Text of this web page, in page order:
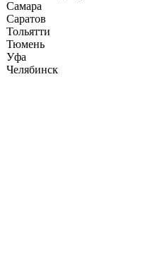
Самара
Саратов
Тольятти
Тюмень
Уфа
Челябинск